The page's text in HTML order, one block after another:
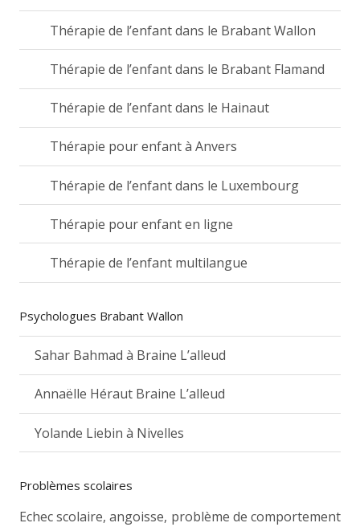
Thérapie de l’enfant dans le Brabant Wallon
Thérapie de l’enfant dans le Brabant Flamand
Thérapie de l’enfant dans le Hainaut
Thérapie pour enfant à Anvers
Thérapie de l’enfant dans le Luxembourg
Thérapie pour enfant en ligne
Thérapie de l’enfant multilangue
Psychologues Brabant Wallon
Sahar Bahmad à Braine L’alleud
Annaëlle Héraut Braine L’alleud
Yolande Liebin à Nivelles
Problèmes scolaires
Echec scolaire, angoisse, problème de comportement